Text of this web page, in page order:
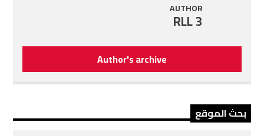
AUTHOR
RLL 3
Author's archive
بحث الموقع